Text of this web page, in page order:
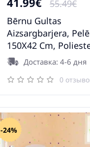
55.49€
Bērnu Gultas
Aizsargbarjera,
150X42 Cm,
VidaxlДоставка: 4-6 дня
0
-24%